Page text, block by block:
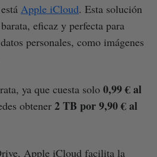
Apple iCloud. Esta solución
eficaz y perfecta para
personales, como imágenes
ya que cuesta solo 0,99 € al
obtener 2 TB por 9,90 € al
Apple iCloud facilita la